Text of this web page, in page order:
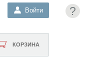
?
Войти
КОРЗИНА